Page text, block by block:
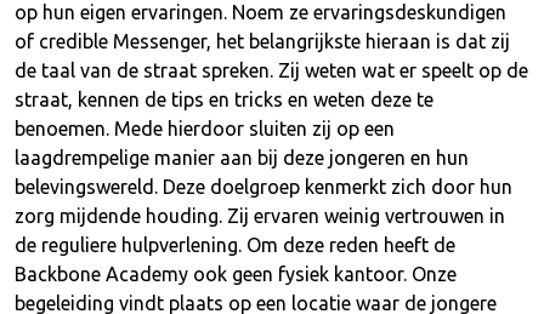
op hun eigen ervaringen. Noem ze ervaringsdeskundigen
of credible Messenger, het belangrijkste hieraan is dat zij
de taal van de straat spreken. Zij weten wat er speelt op de
straat, kennen de tips en tricks en weten deze te
benoemen. Mede hierdoor sluiten zij op een
laagdrempelige manier aan bij deze jongeren en hun
belevingswereld. Deze doelgroep kenmerkt zich door hun
zorg mijdende houding. Zij ervaren weinig vertrouwen in
de reguliere hulpverlening. Om deze reden heeft de
Backbone Academy ook geen fysiek kantoor. Onze
begeleiding vindt plaats op een locatie waar de jongere